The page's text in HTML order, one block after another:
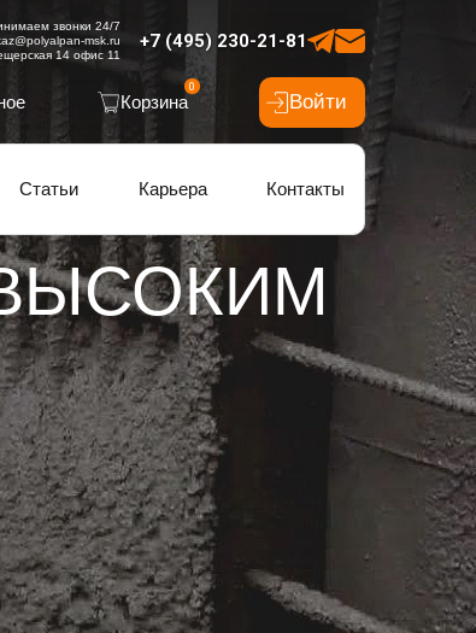
+7 (495) 230-21-81
звонки 24/7
msk.ru
14 офис 11
Корзина
0
Войти
Статьи Карьера Контакты